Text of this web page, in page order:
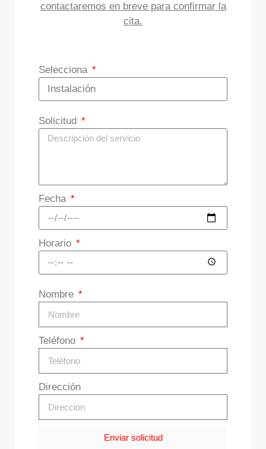
contactaremos en breve para confirmar la
cita.
Selecciona
Solicitud
Fecha
Horario
Nombre
Teléfono
Dirección
Enviar solicitud